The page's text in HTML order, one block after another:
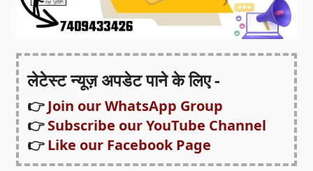
लेटेस्ट न्यूज़ अपडेट पाने के लिए -
👉Join our WhatsApp Group
👉Subscribe our YouTube Channel
👉Like our Facebook Page